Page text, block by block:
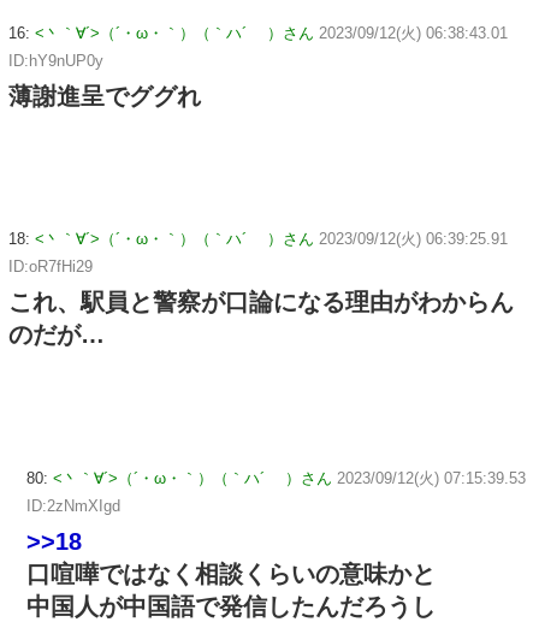
16: <丶｀∀´>（´・ω・｀）（｀ハ´ ）さん 2023/09/12(火) 06:38:43.01
ID:hY9nUP0y
薄謝進呈でググれ
18: <丶｀∀´>（´・ω・｀）（｀ハ´ ）さん 2023/09/12(火) 06:39:25.91
ID:oR7fHi29
これ、駅員と警察が口論になる理由がわからん
のだが…
80: <丶｀∀´>（´・ω・｀）（｀ハ´ ）さん 2023/09/12(火) 07:15:39.53
ID:2zNmXIgd
>>18
口喧嘩ではなく相談くらいの意味かと
中国人が中国語で発信したんだろうし